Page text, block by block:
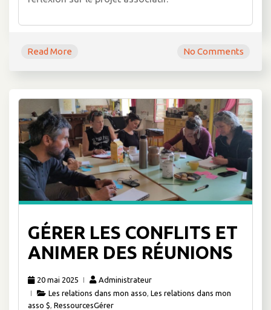
Read More No Comments
GÉRER LES CONFLITS ET
ANIMER DES RÉUNIONS
20 mai 2025
Administrateur
Les relations dans mon asso Les relations dans mon
asso $ RessourcesGérer